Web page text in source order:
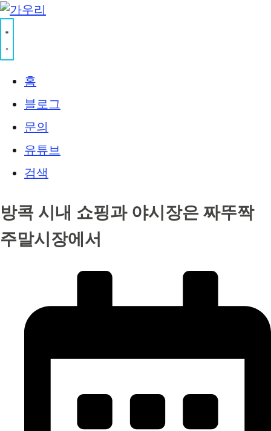
홈
블로그
문의
유튜브
검색
방콕 시내 쇼핑과 야시장은 짜뚜짝
주말시장에서